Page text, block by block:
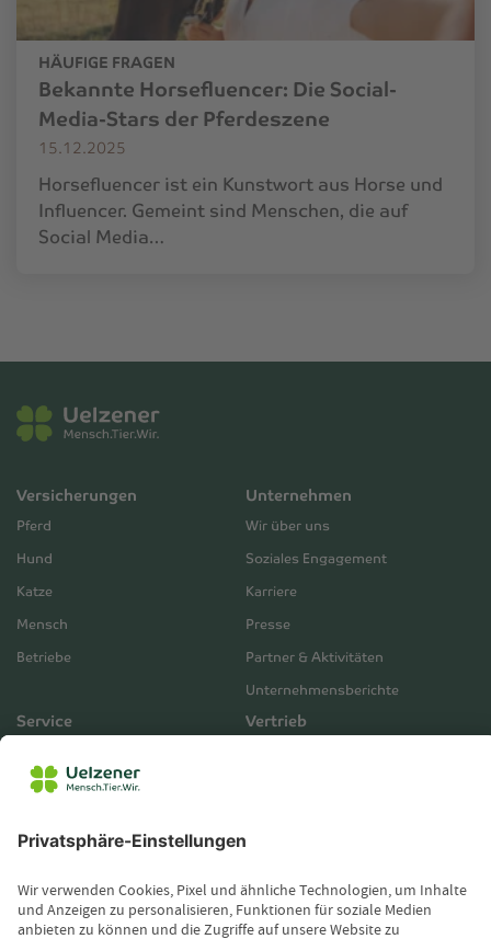
HÄUFIGE FRAGEN
Bekannte Horsefluencer: Die Social-
Media-Stars der Pferdeszene
15.12.2025
Horsefluencer ist ein Kunstwort aus Horse und
Influencer. Gemeint sind Menschen, die auf
Social Media…
Versicherungen
Pferd
Hund
Katze
Mensch
Betriebe
Unternehmen
Wir über uns
Soziales Engagement
Karriere
Presse
Partner & Aktivitäten
Unternehmensberichte
Service
Kontakt
Produktinformationen anfordern
Vertrieb
Wissenswertes
Magazin